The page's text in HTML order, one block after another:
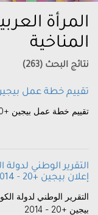
المرأة
المناخية
نتائج البحث (263)
تقييم خطة عمل بيجين +20: تقرير المملكة
تقييم خطة عمل بيجين +20: تقرير المملكة المغربية
التقرير الوطني
إعلان بيجين +20 - 2014
التقرير الوطني لدولة
بيجين +20 - 2014